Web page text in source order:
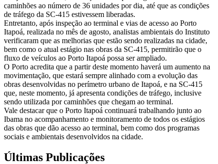
caminhões ao número de 36 unidades por dia, até que as condições
de tráfego da SC-415 estivessem liberadas.
Entretanto, após inspeção ao terminal e vias de acesso ao Porto
Itapoá, realizada no mês de agosto, analistas ambientais do Instituto
verificaram que as melhorias que estão sendo realizadas na cidade,
bem como o atual estágio nas obras da SC-415, permitirão que o
fluxo de veículos ao Porto Itapoá possa ser ampliado.
O Porto acredita que a partir deste momento haverá um aumento na
movimentação, que estará sempre alinhado com a evolução das
obras desenvolvidas no perímetro urbano de Itapoá, e na SC-415
que, neste momento, já apresenta condições de tráfego, inclusive
sendo utilizada por caminhões que chegam ao terminal.
Vale destacar que o Porto Itapoá continuará trabalhando junto ao
Ibama no acompanhamento e monitoramento de todos os estágios
das obras que dão acesso ao terminal, bem como dos programas
sociais e ambientais desenvolvidos na cidade.
Últimas Publicações